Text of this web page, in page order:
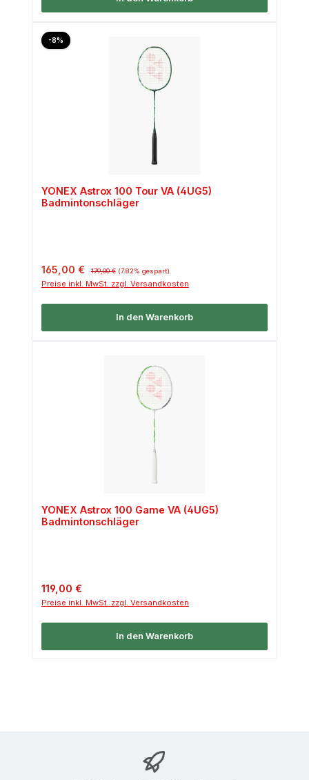
-8%Rabatt
YONEX Astrox 100 Tour VA (4UG5)
Badmintonschläger
Verkaufspreis:
165,00 € 179,00 € (7.82% gespart)
Preise inkl. MwSt. zzgl. Versandkosten
In den Warenkorb
YONEX Astrox 100 Game VA (4UG5)
Badmintonschläger
Regulärer Preis:
119,00 €
Preise inkl. MwSt. zzgl. Versandkosten
In den Warenkorb